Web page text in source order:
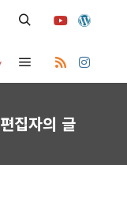
Main menu
편집자의 글